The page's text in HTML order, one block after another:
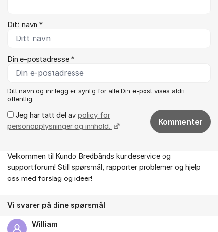
Ditt navn *
Din e-postadresse *
Ditt navn og innlegg er synlig for alle.Din e-post vises aldri
offentlig.
Jeg har tatt del av policy for
personopplysninger og innhold.
Kommenter
Om forumet
Velkommen til Kundo Bredbånds kundeservice og
supportforum! Still spørsmål, rapporter problemer og hjelp
oss med forslag og ideer!
Vi svarer på dine spørsmål
William